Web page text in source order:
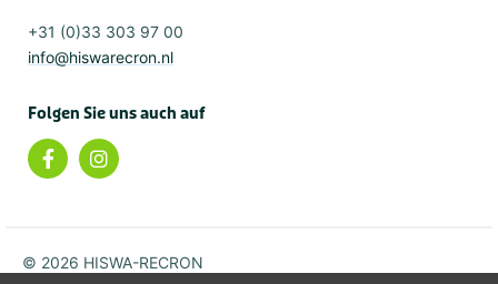
+31 (0)33 303 97 00
info@hiswarecron.nl
Folgen Sie uns auch auf
© 2026 HISWA-RECRON